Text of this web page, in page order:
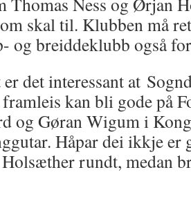
skal til. Klubben må
og breiddeklubb også
det interessant at
kan bli gode på
og Gøran Wigum i
Håpar dei ikkje er
rundt, medan